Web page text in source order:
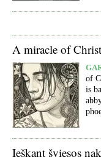
A miracle of
of
is
Ieškant šviesos